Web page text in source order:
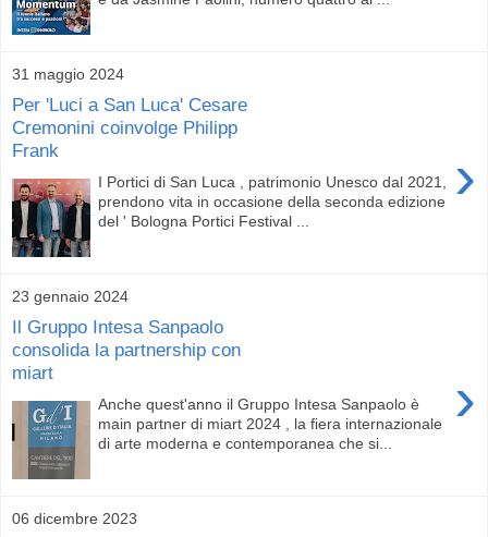
31 maggio 2024
Per 'Luci a San Luca' Cesare
Cremonini coinvolge Philipp
Frank
›
I Portici di San Luca , patrimonio Unesco dal 2021,
prendono vita in occasione della seconda edizione
del ' Bologna Portici Festival ...
23 gennaio 2024
Il Gruppo Intesa Sanpaolo
consolida la partnership con
miart
›
Anche quest'anno il Gruppo Intesa Sanpaolo è
main partner di miart 2024 , la fiera internazionale
di arte moderna e contemporanea che si...
06 dicembre 2023